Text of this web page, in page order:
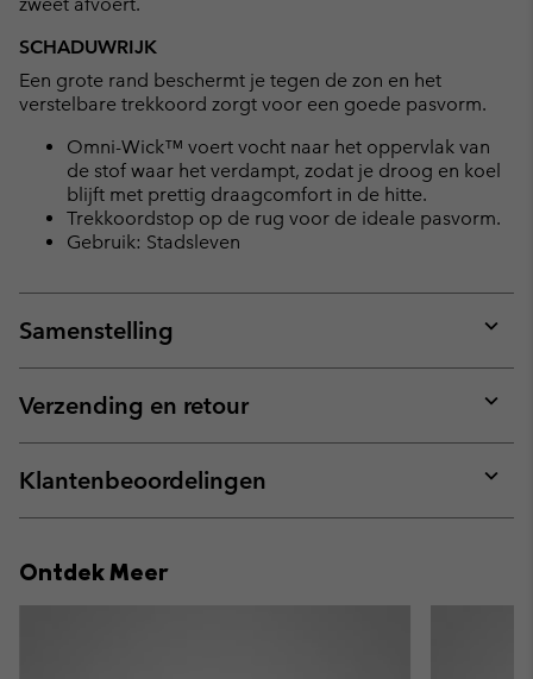
zweet afvoert.
SCHADUWRIJK
Een grote rand beschermt je tegen de zon en het
verstelbare trekkoord zorgt voor een goede pasvorm.
Omni-Wick™ voert vocht naar het oppervlak van
de stof waar het verdampt, zodat je droog en koel
blijft met prettig draagcomfort in de hitte.
Trekkoordstop op de rug voor de ideale pasvorm.
Gebruik: Stadsleven
Samenstelling
or
Verzending en retour
or
Klantenbeoordelingen
or
Ontdek Meer